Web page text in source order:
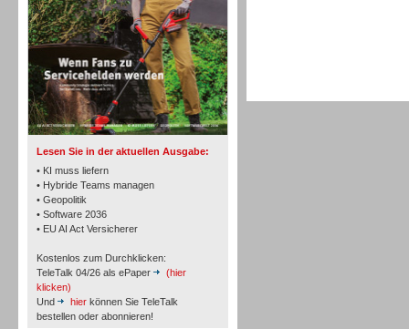
Lesen Sie in der aktuellen Ausgabe:
• KI muss liefern
• Hybride Teams managen
• Geopolitik
• Software 2036
• EU AI Act Versicherer
Kostenlos zum Durchklicken:
TeleTalk 04/26 als ePaper
(hier
klicken)
Und
hier können Sie TeleTalk
bestellen oder abonnieren!
TK- und ACD-Systeme
Workforce-Management